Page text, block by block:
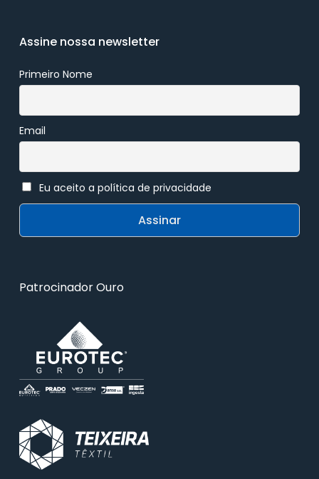
Assine nossa newsletter
Primeiro Nome
Email
Eu aceito a política de privacidade
Patrocinador Ouro